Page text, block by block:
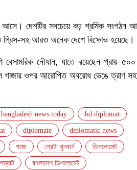
আসে। দেশটির সবচেয়ে বড় শ্রমিক সংগঠন
গ্রিস-সহ আরও অনেক দেশে বিক্ষোভ হয়েছে।
নৌযান, যাতে রয়েছেন প্রায়
গাজার ওপর আরোপিত অবরোধ ভেঙে ত্রাণ
bangladesh news today bd diplomat
diplomate diplomatic news
গাজা গ্রেটা থুনবার্গ ডিপলোমেট
বাংলাদেশ ডিপলোমেট